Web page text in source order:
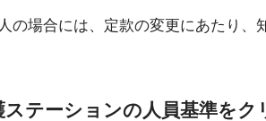
の場合には、定款の変更にあたり、
ステーションの人員基準をク